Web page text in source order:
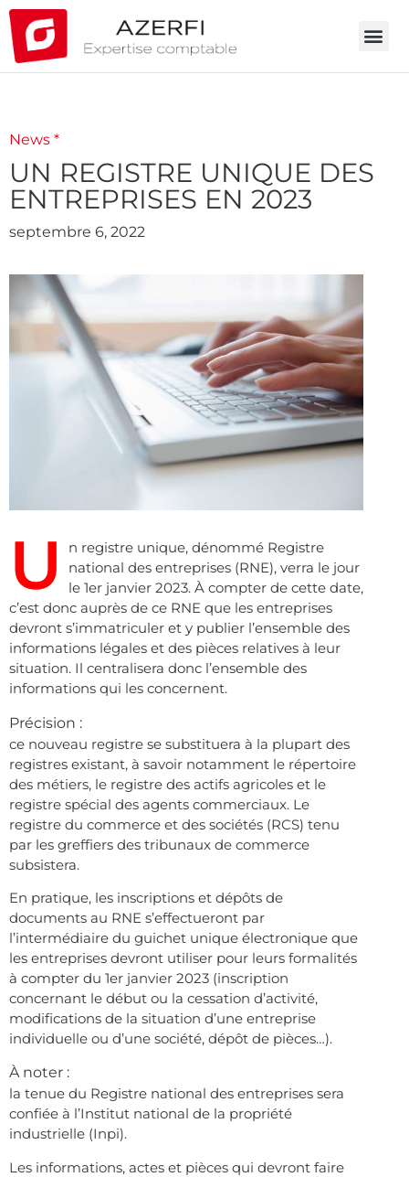
News *
UN REGISTRE UNIQUE DES
ENTREPRISES EN 2023
septembre 6, 2022
U
n registre unique, dénommé Registre
national des entreprises (RNE), verra le jour
le 1er janvier 2023. À compter de cette date,
c’est donc auprès de ce RNE que les entreprises
devront s’immatriculer et y publier l’ensemble des
informations légales et des pièces relatives à leur
situation. Il centralisera donc l’ensemble des
informations qui les concernent.
Précision :
ce nouveau registre se substituera à la plupart des
registres existant, à savoir notamment le répertoire
des métiers, le registre des actifs agricoles et le
registre spécial des agents commerciaux. Le
registre du commerce et des sociétés (RCS) tenu
par les greffiers des tribunaux de commerce
subsistera.
En pratique, les inscriptions et dépôts de
documents au RNE s’effectueront par
l’intermédiaire du guichet unique électronique que
les entreprises devront utiliser pour leurs formalités
à compter du 1er janvier 2023 (inscription
concernant le début ou la cessation d’activité,
modifications de la situation d’une entreprise
individuelle ou d’une société, dépôt de pièces…).
À noter :
la tenue du Registre national des entreprises sera
confiée à l’Institut national de la propriété
industrielle (Inpi).
Les informations, actes et pièces qui devront faire